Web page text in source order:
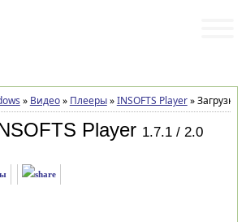
» Видео» Плееры»INSOFTS Player»Загрузка
Player 1.7.1 / 2.0